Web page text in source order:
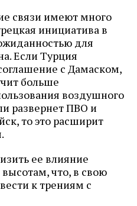
связи имеют много
инициатива в
для
Если Турция
с Дамаском,
больше
воздушного
развернет ПВО и
то это расширит
ее влияние
что, в свою
к трениям с